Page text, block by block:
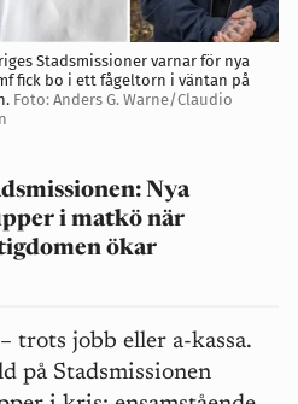
Stadsmissioner varnar för nya
fick bo i ett fågeltorn i väntan på
Foto: Anders G. Warne/Claudio
Nya
i matkö när
ökar
trots jobb eller a‑kassa.
på Stadsmissionen